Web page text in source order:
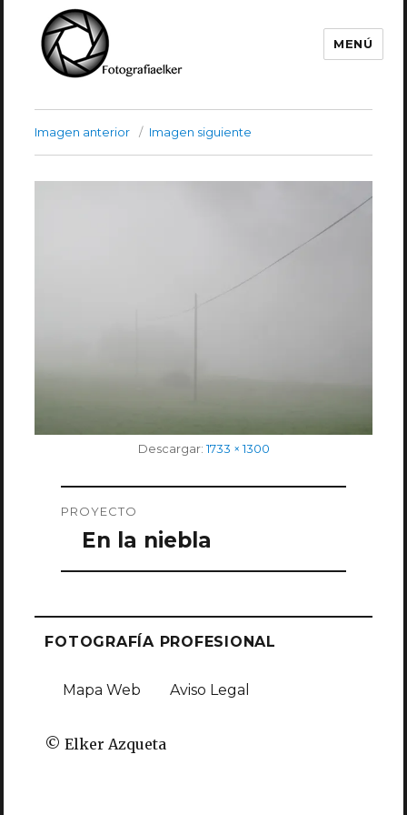
Fotografía Elker
MENÚ
Imagen anterior Imagen siguiente
Descargar:completo
1733 × 1300
de
entradas
PROYECTO
En la niebla
FOTOGRAFÍA PROFESIONAL
Mapa Web Aviso Legal
© Elker Azqueta